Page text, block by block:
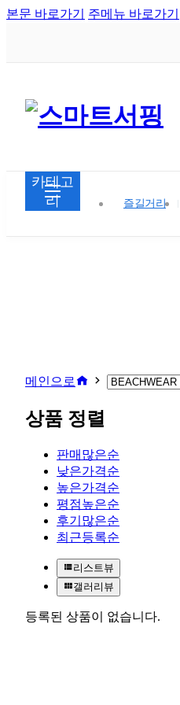
본문 바로가기 주메뉴 바로가기
카테고
리
즐길거리
메인으로
상품 정렬
판매많은순
낮은가격순
높은가격순
평점높은순
후기많은순
최근등록순
리스트뷰
갤러리뷰
등록된 상품이 없습니다.